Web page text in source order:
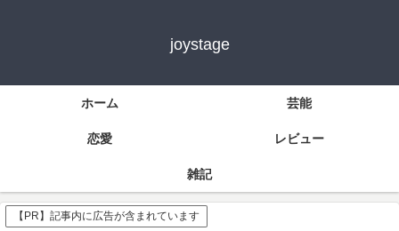
joystage
ホーム 芸能
恋愛 レビュー
雑記
【PR】記事内に広告が含まれています